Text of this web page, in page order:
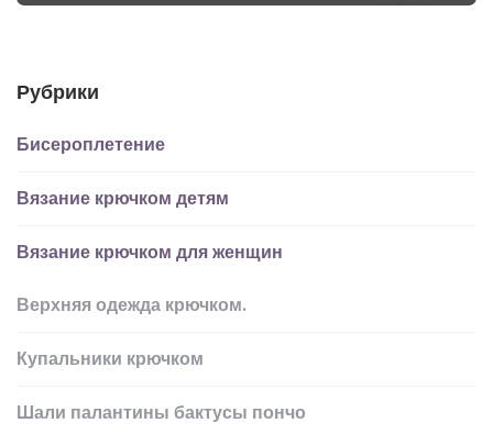
Рубрики
Бисероплетение
Вязание крючком детям
Вязание крючком для женщин
Верхняя одежда крючком.
Купальники крючком
Шали палантины бактусы пончо